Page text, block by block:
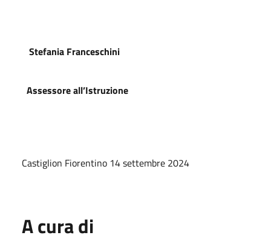
Stefania Franceschini
Assessore all’Istruzione
Castiglion Fiorentino 14 settembre 2024
A cura di